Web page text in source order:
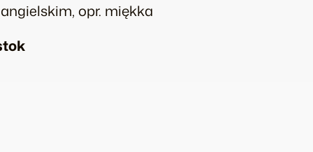
opr. miękka